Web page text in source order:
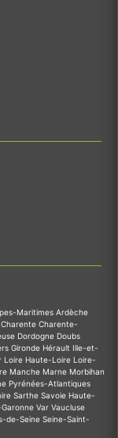
Maritimes Ardèche
Charente Charente-
Dordogne Doubs
Gironde Hérault Ille-et-
Loire Haute-Loire Loire-
Manche Marne Morbihan
Pyrénées-Atlantiques
Sarthe Savoie Haute-
Var Vaucluse
de-Seine Seine-Saint-